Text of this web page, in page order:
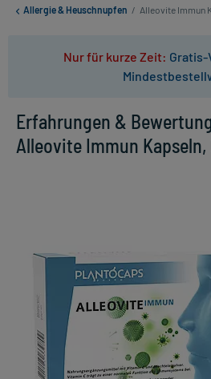
Allergie & Heuschnupfen / Alleovite Immun
Nur für kurze Zeit: Gratis-
Erfahrungen &
Alleovite Immun